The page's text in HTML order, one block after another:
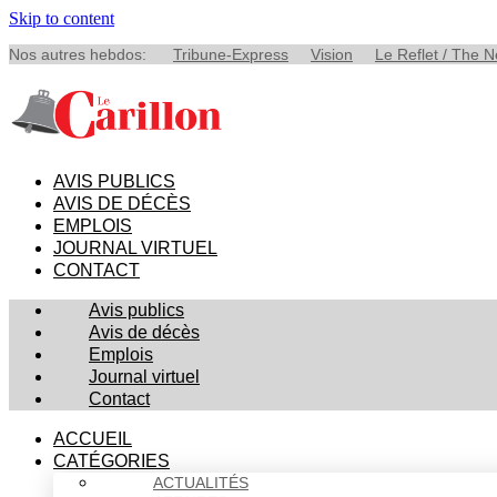
Skip to content
Nos autres hebdos: Tribune-Express Vision Le Reflet / The
AVIS PUBLICS
AVIS DE DÉCÈS
EMPLOIS
JOURNAL VIRTUEL
CONTACT
Avis publics
Avis de décès
Emplois
Journal virtuel
Contact
ACCUEIL
CATÉGORIES
ACTUALITÉS